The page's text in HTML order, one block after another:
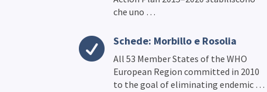
che uno …
 Schede: Morbillo e Rosolia
All 53 Member States of the WHO
European Region committed in 2010
to the goal of eliminating endemic …